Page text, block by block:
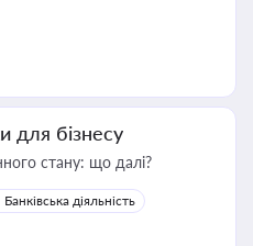
для бізнесу
стану: що далі?
Банківська діяльність